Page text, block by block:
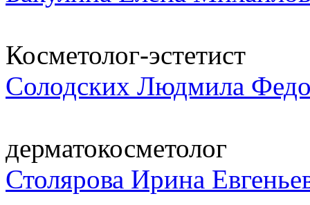
Косметолог-эстетист
Солодских Людмила
дерматокосметолог
Столярова Ирина